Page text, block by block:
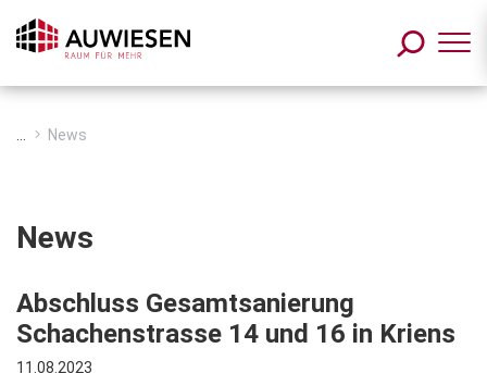
News
News
Abschluss Gesamtsanierung
Schachenstrasse 14 und 16 in Kriens
11.08.2023